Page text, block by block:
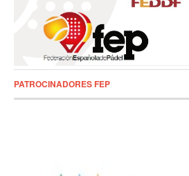
PATROCINADORES FEP